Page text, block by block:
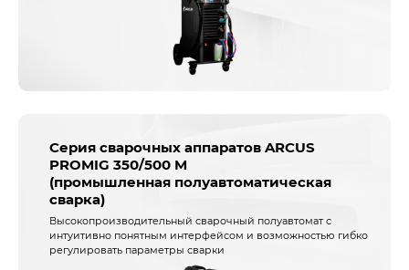
Серия сварочных аппаратов ARCUS
PROMIG 350/500 M
(промышленная полуавтоматическая
сварка)
Высокопроизводительный сварочный полуавтомат с
интуитивно понятным интерфейсом и возможностью гибко
регулировать параметры сварки